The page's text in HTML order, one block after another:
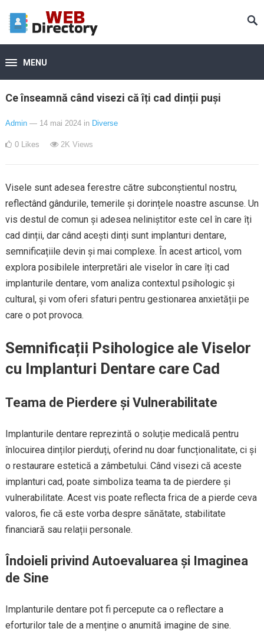
MENU
Ce înseamnă când visezi că îți cad dinții puși
Admin — 14 mai 2024 in Diverse
0 Likes 2K Views
Visele sunt adesea ferestre către subconștientul nostru,
reflectând gândurile, temerile și dorințele noastre ascunse. Un
vis destul de comun și adesea neliniștitor este cel în care îți
cad dinții, dar când acești dinți sunt implanturi dentare,
semnificațiile devin și mai complexe. În acest articol, vom
explora posibilele interpretări ale viselor în care îți cad
implanturile dentare, vom analiza contextul psihologic și
cultural, și vom oferi sfaturi pentru gestionarea anxietății pe
care o pot provoca.
Semnificații Psihologice ale Viselor
cu Implanturi Dentare care Cad
Teama de Pierdere și Vulnerabilitate
Implanturile dentare reprezintă o soluție medicală pentru
înlocuirea dinților pierduți, oferind nu doar funcționalitate, ci și
o restaurare estetică a zâmbetului. Când visezi că aceste
implanturi cad, poate simboliza teama ta de pierdere și
vulnerabilitate. Acest vis poate reflecta frica de a pierde ceva
valoros, fie că este vorba despre sănătate, stabilitate
financiară sau relații personale.
Îndoieli privind Autoevaluarea și Imaginea
de Sine
Implanturile dentare pot fi percepute ca o reflectare a
eforturilor tale de a menține o anumită imagine de sine.